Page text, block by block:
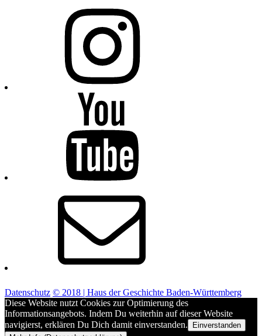
Datenschutz © 2018 | Haus der Geschichte Baden-Württemberg
Diese Website nutzt Cookies zur Optimierung des
Informationsangebots. Indem Du weiterhin auf dieser Website
navigierst, erklären Du Dich damit einverstanden.
Einverstanden